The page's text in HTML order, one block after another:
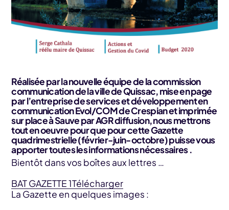
Réalisée par la nouvelle équipe de la commission
communication de la ville de Quissac, mise en page
par l’entreprise de services et développement en
communication Evol/COM de Crespian et imprimée
sur place à Sauve par AGR diffusion, nous mettrons
tout en oeuvre pour que pour cette Gazette
quadrimestrielle (février-juin-octobre) puisse vous
apporter toutes les informations nécessaires .
Bientôt dans vos boîtes aux lettres …
BAT GAZETTE 1Télécharger
La Gazette en quelques images :